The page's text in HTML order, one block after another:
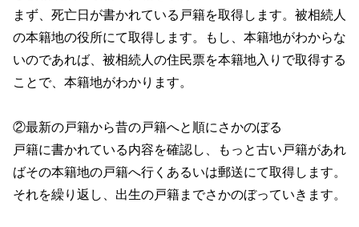
まず、死亡日が書かれている戸籍を取得します。被相続人
の本籍地の役所にて取得します。もし、本籍地がわからな
いのであれば、被相続人の住民票を本籍地入りで取得する
ことで、本籍地がわかります。
②最新の戸籍から昔の戸籍へと順にさかのぼる
戸籍に書かれている内容を確認し、もっと古い戸籍があれ
ばその本籍地の戸籍へ行くあるいは郵送にて取得します。
それを繰り返し、出生の戸籍までさかのぼっていきます。